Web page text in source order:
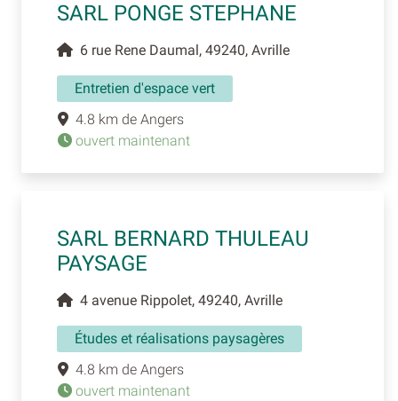
SARL PONGE STEPHANE
6 rue Rene Daumal, 49240, Avrille
Entretien d'espace vert
4.8 km de Angers
ouvert maintenant
SARL BERNARD THULEAU
PAYSAGE
4 avenue Rippolet, 49240, Avrille
Études et réalisations paysagères
4.8 km de Angers
ouvert maintenant